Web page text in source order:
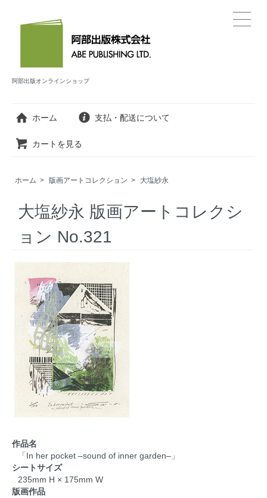
阿部出版オンラインショップ
ホーム 支払・配送について
カートを見る
ホーム > 版画アートコレクション > 大塩紗永
大塩紗永 版画アートコレクシ
ョン No.321
作品名
「In her pocket –sound of inner garden–」
シートサイズ
235mm H × 175mm W
版画作品